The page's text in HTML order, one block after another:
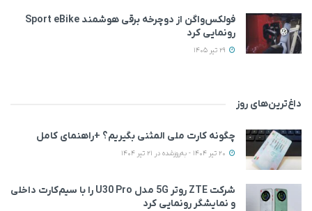
فولکس‌واگن از دوچرخه برقی هوشمند Sport eBike
رونمایی کرد
داغ‌ترین‌های روز
چگونه کارت ملی المثنی بگیریم؟ +راهنمای کامل
شرکت ZTE روتر 5G مدل U30 Pro را با سیم‌کارت داخلی
و نمایشگر رونمایی کرد